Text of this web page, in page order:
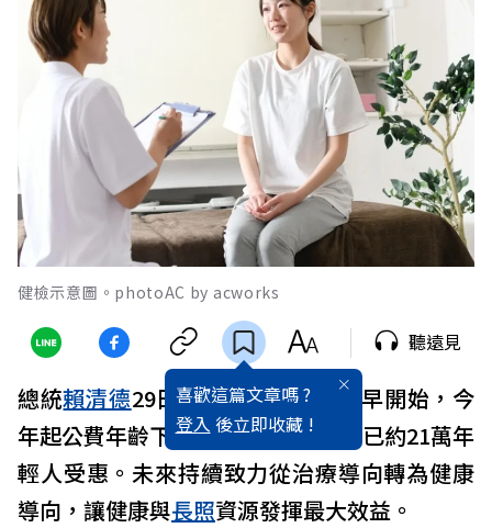
健檢示意圖。photoAC by acworks
喜歡這篇文章嗎 ?
登入 後立即收藏 !
聽遠見
總統賴清德29日表示，成人健檢 更早開始，今
年起公費年齡下修至30歲，截至7月已約21萬年
輕人受惠。未來持續致力從治療導向轉為健康
導向，讓健康與長照資源發揮最大效益。